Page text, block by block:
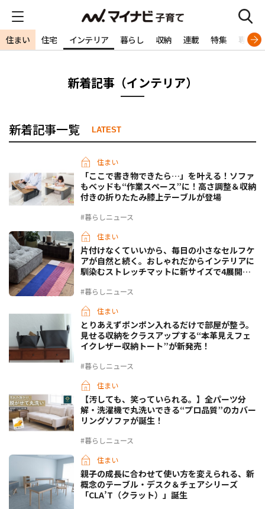
住まい 住宅 インテリア 暮らし 収納 連載 特集 専門家
新着記事（インテリア）
新着記事一覧 LATEST
住まい
#暮らしニュース
「ここで書き物できたら…」を叶える！ソファ
もベッドも“作業スペース”に！高さ調整＆収納
付きの折りたたみ膝上テーブルが登場
住まい
#暮らしニュース
片付けなくていいから、毎日の小さなセルフケ
アが自然と続く。おしゃれだからインテリアに
馴染むストレッチマットに新サイズで4展開登
住まい
#暮らしニュース
とりあえずポンポン入れるだけで部屋が整う。
見せる収納をクラスアップする“本革見えフェ
イクレザー収納トート”が新発売！
住まい
#暮らしニュース
【汚しても、笑っていられる。】全パーツ分
解・洗濯機で丸洗いできる“プロ品質”のカバー
リングソファが誕生！
住まい
親子の成長に合わせて使い方を変えられる、新
概念のテーブル・デスク＆チェアシリーズ
「CLA’T（クラット）」誕生